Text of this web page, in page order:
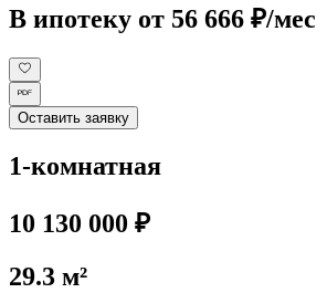
В ипотеку от 56 666 ₽/мес
Оставить заявку
1-комнатная
10 130 000 ₽
29.3 м²